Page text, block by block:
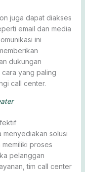
juga dapat diakses
email dan media
ini
dukungan
cara yang paling
call center.
menyediakan solusi
proses
pelanggan
tim call center